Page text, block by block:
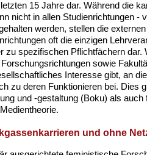
15 Jahre dar. Während die
nicht in allen Studienrichtungen -
werden, stellen die
oft die einzigen
zu spezifischen Pflichtfächern dar.
sowie
Interesse gibt, an
zu deren Funktionieren bei. Dies
und -gestaltung (Boku) als auch
und ohne